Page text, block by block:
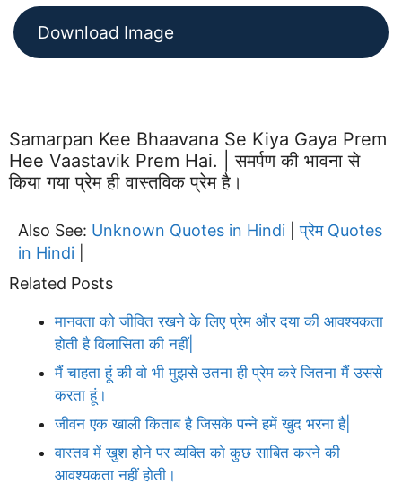
Download Image
Samarpan Kee Bhaavana Se Kiya Gaya Prem
Hee Vaastavik Prem Hai. | समर्पण की भावना से
किया गया प्रेम ही वास्तविक प्रेम है।
Also See: Unknown Quotes in Hindi |प्रेम Quotes
in Hindi
Related Posts
मानवता को जीवित रखने के लिए प्रेम और दया की आवश्यकता
होती है विलासिता की नहीं|
मैं चाहता हूं की वो भी मुझसे उतना ही प्रेम करे जितना मैं उससे
करता हूं।
जीवन एक खाली किताब है जिसके पन्ने हमें खुद भरना है|
वास्तव में खुश होने पर व्यक्ति को कुछ साबित करने की
आवश्यकता नहीं होती।